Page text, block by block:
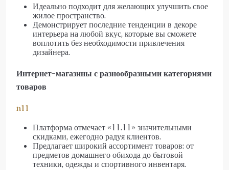
Идеально подходит для желающих улучшить свое
жилое пространство.
Демонстрирует последние тенденции в декоре
интерьера на любой вкус, которые вы сможете
воплотить без необходимости привлечения
дизайнера.
Интернет-магазины с разнообразными категориями
товаров
n11
Платформа отмечает «11.11» значительными
скидками, ежегодно радуя клиентов.
Предлагает широкий ассортимент товаров: от
предметов домашнего обихода до бытовой
техники, одежды и спортивного инвентаря.